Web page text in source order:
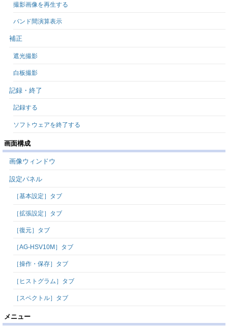
撮影画像を再生する
バンド間演算表示
補正
遮光撮影
白板撮影
記録・終了
記録する
ソフトウェアを終了する
画面構成
画像ウィンドウ
設定パネル
［基本設定］タブ
［拡張設定］タブ
［復元］タブ
［AG-HSV10M］タブ
［操作・保存］タブ
［ヒストグラム］タブ
［スペクトル］タブ
メニュー